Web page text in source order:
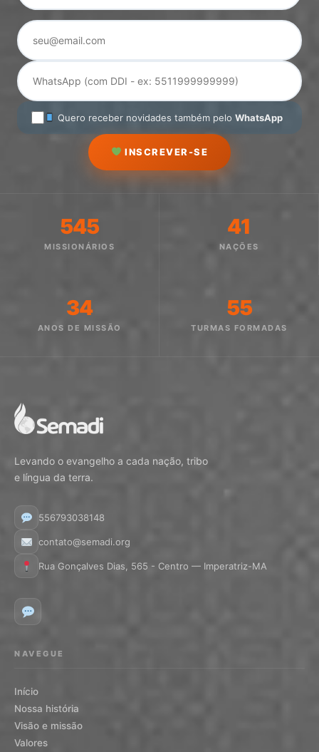
Quero receber novidades também pelo WhatsApp
INSCREVER-SE
545
MISSIONÁRIOS
41
NAÇÕES
34
ANOS DE MISSÃO
55
TURMAS FORMADAS
Levando o evangelho a cada nação, tribo
e língua da terra.
556793038148
contato@semadi.org
Rua Gonçalves Dias, 565 - Centro — Imperatriz-MA
NAVEGUE
Início
Nossa história
Visão e missão
Valores